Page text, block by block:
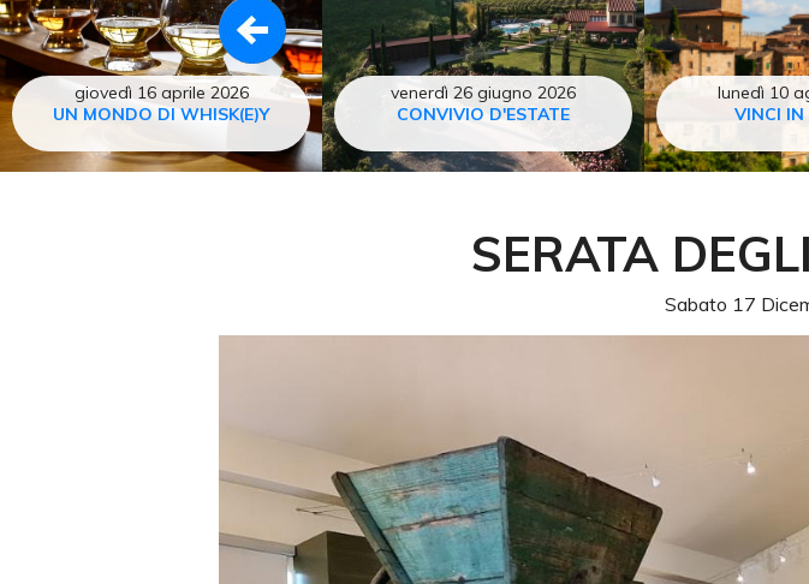
giovedì 16 aprile 2026
UN MONDO DI WHISK(E)Y
venerdì 26 giugno 2026
CONVIVIO D'ESTATE
lunedì 10
VINCI IN
SERATA
Sabato 17